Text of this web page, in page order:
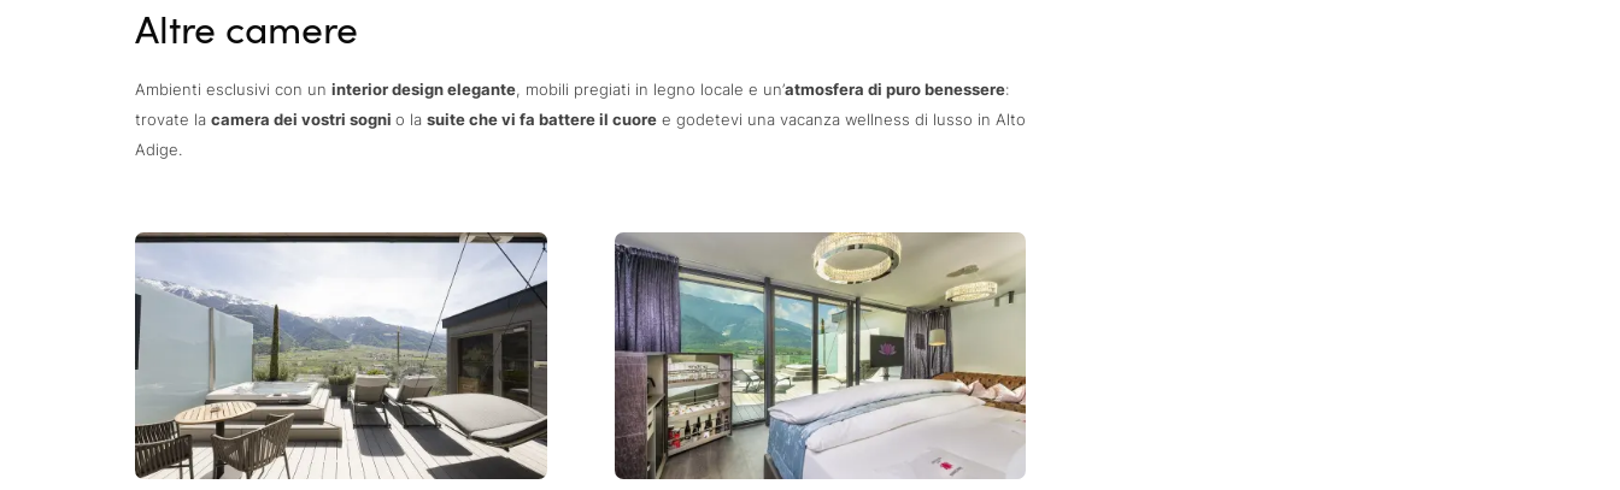
Altre camere
Ambienti esclusivi con un interior design elegante, mobili pregiati in legno locale e un’atmosfera di puro benessere:
trovate la camera dei vostri sogni o la suite che vi fa battere il cuore e godetevi una vacanza wellness di lusso in Alto
Adige.